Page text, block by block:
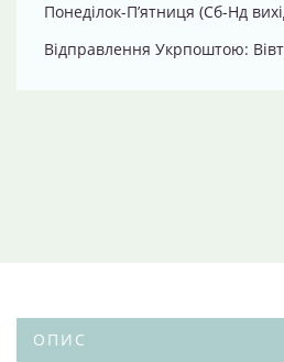
Понеділок-П’ятниця (Сб-Нд
Відправлення Укрпоштою:
ОПИС